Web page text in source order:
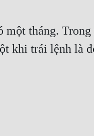
tháng.
khi trái lệnh là